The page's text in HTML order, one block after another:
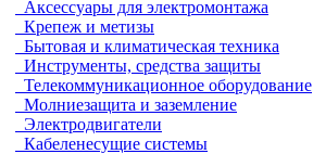
Аксессуары для электромонтажа
Крепеж и метизы
Бытовая и климатическая техника
Инструменты, средства защиты
Телекоммуникационное оборудование
Молниезащита и заземление
Электродвигатели
Кабеленесущие системы